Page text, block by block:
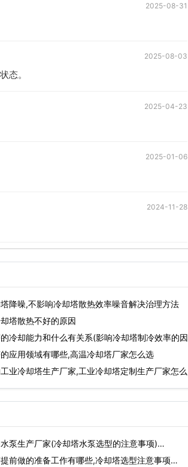
2025-08-31
2025-08-03
态。
2025-04-23
2025-01-06
2024-11-28
降噪,不影响冷却塔散热效率噪音解决治理方法
塔散热不好的原因
冷却能力和什么有关系(影响冷却塔制冷效率的因
应用领域有哪些,高温冷却塔厂家怎么选
业冷却塔生产厂家,工业冷却塔定制生产厂家怎么
泵生产厂家(冷却塔水泵选型的注意事项)…
前做的准备工作有哪些,冷却塔选型注意事项…